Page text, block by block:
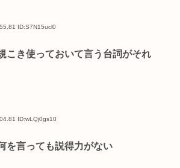
ID:S7N15ucl0
こき使っておいて言う台詞がそれ
ID:wLQj0gs10
を言っても説得力がない